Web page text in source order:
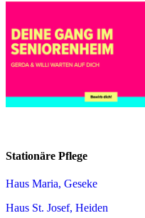
Stationäre Pflege
Haus Maria, Geseke
Haus St. Josef, Heiden